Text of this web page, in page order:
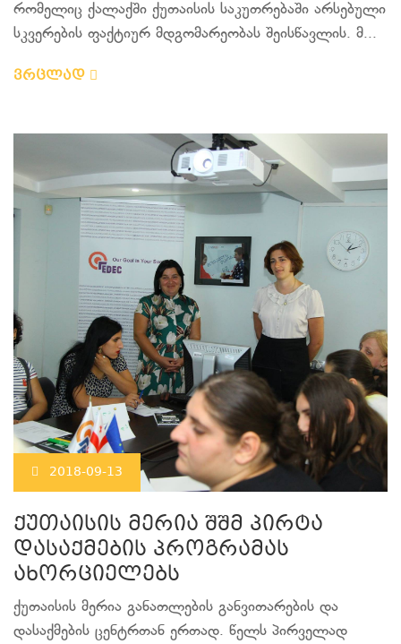
რომელიც ქალაქში ქუთაისის საკუთრებაში არსებული
სკვერების ფაქტიურ მდგომარეობას შეისწავლის. მ...
ვრცლად
2018-09-13
ქუთაისის მერია შშმ პირტა
დასაქმების პროგრამას
ახორციელებს
ქუთაისის მერია განათლების განვითარების და
დასაქმების ცენტრთან ერთად. წელს პირველად